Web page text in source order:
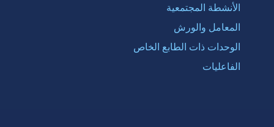
الأنشطة المجتمعية
المعامل والورش
الوحدات ذات الطابع الخاص
الفاعليات